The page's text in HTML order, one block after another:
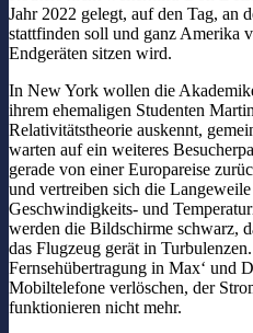
Jahr 2022 gelegt, auf den Tag, an
stattfinden soll und ganz Amerika
Endgeräten sitzen wird.
In New York wollen die
ihrem ehemaligen Studenten
Relativitätstheorie auskennt,
warten auf ein weiteres
gerade von einer Europareise
und vertreiben sich die
Geschwindigkeits- und
werden die Bildschirme schwarz,
das Flugzeug gerät in
Fernsehübertragung in Max‘ und
Mobiltelefone verlöschen, der
funktionieren nicht mehr.